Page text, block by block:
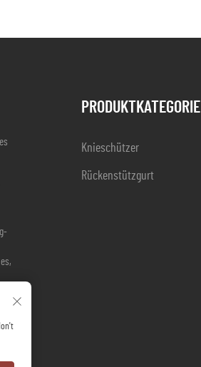
PRODUKTKATEGORIE
Knieschützer
Rückenstützgurt